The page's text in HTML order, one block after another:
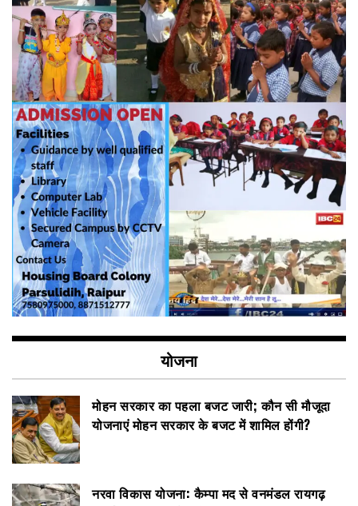
योजना
मोहन सरकार का पहला बजट जारी; कौन सी मौजूदा
योजनाएं मोहन सरकार के बजट में शामिल होंगी?
नरवा विकास योजना: कैम्पा मद से वनमंडल रायगढ़